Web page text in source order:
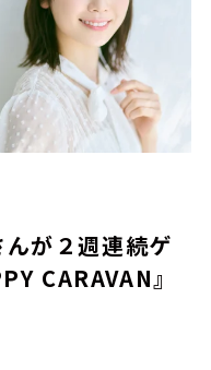
んが２週連続ゲ
CARAVAN』